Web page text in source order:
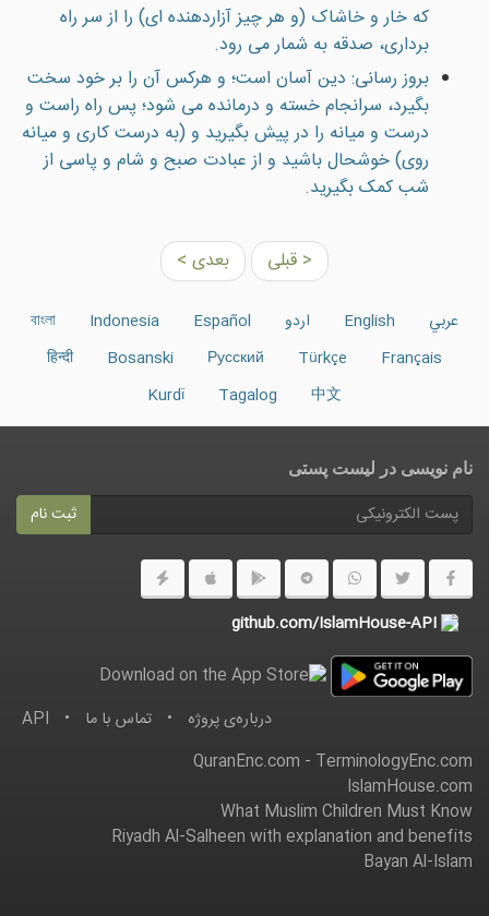
که خار و خاشاک (و هر چيز آزاردهنده ای) را از سر راه
برداری، صدقه به شمار می رود.
بروز رسانی: دين آسان است؛ و هرکس آن را بر خود سخت
بگيرد، سرانجام خسته و درمانده می شود؛ پس راه راست و
درست و ميانه را در پيش بگيريد و (به درست کاری و ميانه
روی) خوشحال باشيد و از عبادت صبح و شام و پاسی از
شب کمک بگيريد.
< قبلی بعدی >
عربي English اردو Español
Indonesia
বাংলা
Français
Türkçe
Русский
Bosanski
हिन्दी
中文
Tagalog
Kurdî
نام نویسی در ليست پستى
ثبت نام
github.com/IslamHouse-API
درباره‌ى پروژه • تماس با ما •
API
QuranEnc.com - TerminologyEnc.com
IslamHouse.com
What Muslim Children Must Know
Riyadh Al-Salheen with explanation and benefits
Bayan Al-Islam